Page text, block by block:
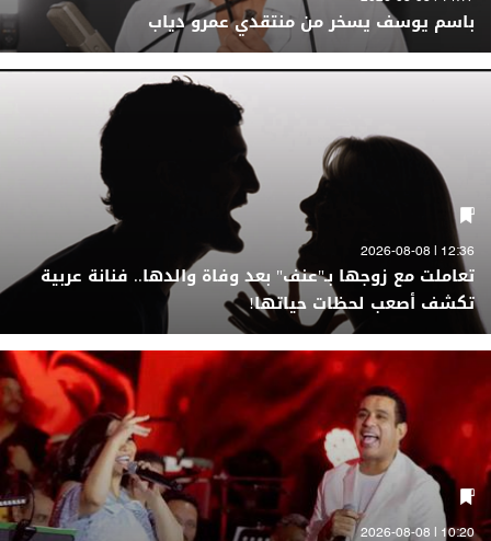
باسم يوسف يسخر من منتقدي عمرو دياب
12:36 | 2026-08-08
تعاملت مع زوجها بـ"عنف" بعد وفاة والدها.. فنانة عربية
تكشف أصعب لحظات حياتها!
10:20 | 2026-08-08